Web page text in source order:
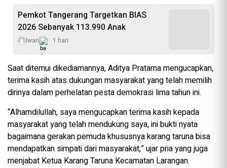
Pemkot Tangerang Targetkan BIAS
2026 Sebanyak 113.990 Anak
Iwan 1 hari
Saat ditemui dikediamannya, Aditya Pratama mengucapkan,
terima kasih atas dukungan masyarakat yang telah memilih
dirinya dalam perhelatan pesta demokrasi lima tahun ini.
“Alhamdilullah, saya mengucapkan terima kasih kepada
masyarakat yang telah mendukung saya, ini bukti nyata
bagaimana gerakan pemuda khususnya karang taruna bisa
mendapatkan simpati dari masyarakat,” ujar pria yang juga
menjabat Ketua Karang Taruna Kecamatan Larangan.